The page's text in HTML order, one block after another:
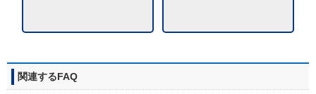
関連するFAQ